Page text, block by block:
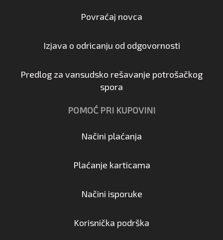
Povraćaj novca
Izjava o odricanju od odgovornosti
Predlog za vansudsko rešavanje potrošačkog
spora
POMOĆ PRI KUPOVINI
Načini plaćanja
Plaćanje karticama
Načini isporuke
Korisnička podrška